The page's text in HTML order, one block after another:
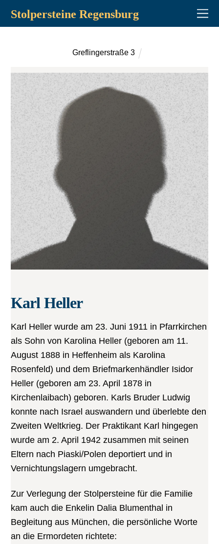
Stolpersteine Regensburg
Greflingerstraße 3
Karl Heller
Karl Heller wurde am 23. Juni 1911 in Pfarrkirchen
als Sohn von Karolina Heller (geboren am 11.
August 1888 in Heffenheim als Karolina
Rosenfeld) und dem Briefmarkenhändler Isidor
Heller (geboren am 23. April 1878 in
Kirchenlaibach) geboren. Karls Bruder Ludwig
konnte nach Israel auswandern und überlebte den
Zweiten Weltkrieg. Der Praktikant Karl hingegen
wurde am 2. April 1942 zusammen mit seinen
Eltern nach Piaski/Polen deportiert und in
Vernichtungslagern umgebracht.
Zur Verlegung der Stolpersteine für die Familie
kam auch die Enkelin Dalia Blumenthal in
Begleitung aus München, die persönliche Worte
an die Ermordeten richtete: